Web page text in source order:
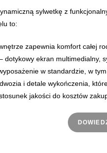
sylwetkę z
to:
zapewnia komfort całej
dotykowy ekran multimedialny,
w standardzie, w
i detale wykończenia,
jakości do kosztów